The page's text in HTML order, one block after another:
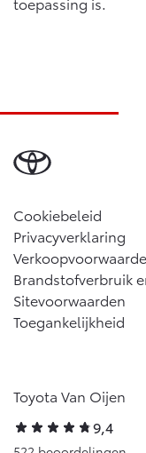
Cookiebeleid
Privacyverklaring
Brandstofverbruik
Sitevoorwaarden
Toegankelijkheid
Toyota Van Oijen
9,4